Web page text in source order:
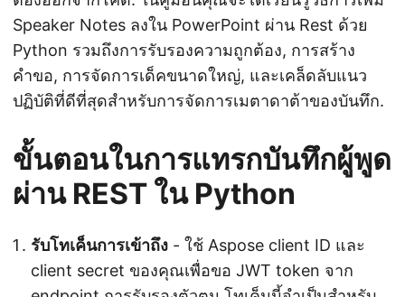
Speaker Notes ลงใน PowerPoint ผ่าน Rest ด้วย
Python รวมถึงการรับรองความถูกต้อง, การสร้าง
คำขอ, การจัดการเด็คขนาดใหญ่, และเคล็ดลับแนว
ปฏิบัติที่ดีที่สุดสำหรับการจัดการเมตาดาต้าของบันทึก.
ขั้นตอนในการแทรกบันทึกผู้พูด
ผ่าน REST ใน Python
รับโทเค็นการเข้าถึง - ใช้ Aspose client ID และ
client secret ของคุณเพื่อขอ JWT token จาก